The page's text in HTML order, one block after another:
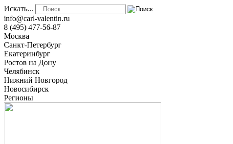
Искать...
info@carl-valentin.ru
8 (495) 477-56-87
Москва
Санкт-Петербург
Екатеринбург
Ростов на Дону
Челябинск
Нижний Новгород
Новосибирск
Регионы